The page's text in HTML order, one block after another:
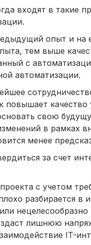
входят в такие
опыт и
тем выше
с
автоматизации.
свою
в рамках
менее
за счет
с учетом
разбирается
лишнюю
IT-